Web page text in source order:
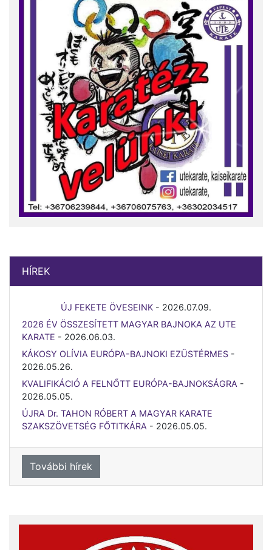
HÍREK
ÚJ FEKETE ÖVESEINK - 2026.07.09.
2026 ÉV ÖSSZESÍTETT MAGYAR BAJNOKA AZ UTE
KARATE - 2026.06.03.
KÁKOSY OLÍVIA EURÓPA-BAJNOKI EZÜSTÉRMES -
2026.05.26.
KVALIFIKÁCIÓ A FELNŐTT EURÓPA-BAJNOKSÁGRA -
2026.05.05.
ÚJRA Dr. TAHON RÓBERT A MAGYAR KARATE
SZAKSZÖVETSÉG FŐTITKÁRA - 2026.05.05.
További hírek